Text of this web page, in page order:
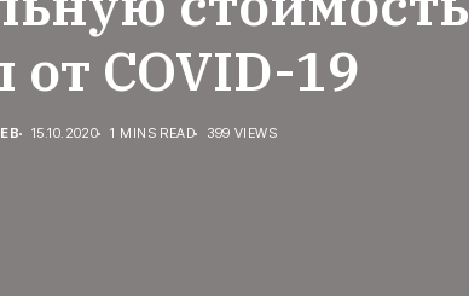
COVID-19
15.10.2020 1 MINS READ 399 VIEWS